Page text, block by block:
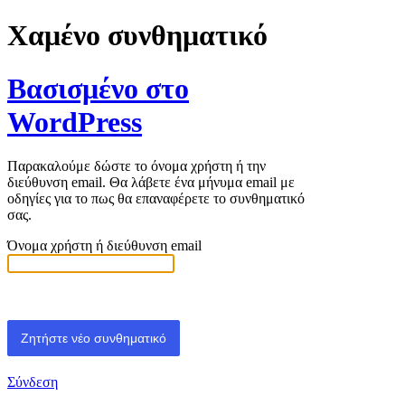
Χαμένο συνθηματικό
Βασισμένο στο
WordPress
Παρακαλούμε δώστε το όνομα χρήστη ή την
διεύθυνση email. Θα λάβετε ένα μήνυμα email με
οδηγίες για το πως θα επαναφέρετε το συνθηματικό
σας.
Όνομα χρήστη ή διεύθυνση email
Σύνδεση